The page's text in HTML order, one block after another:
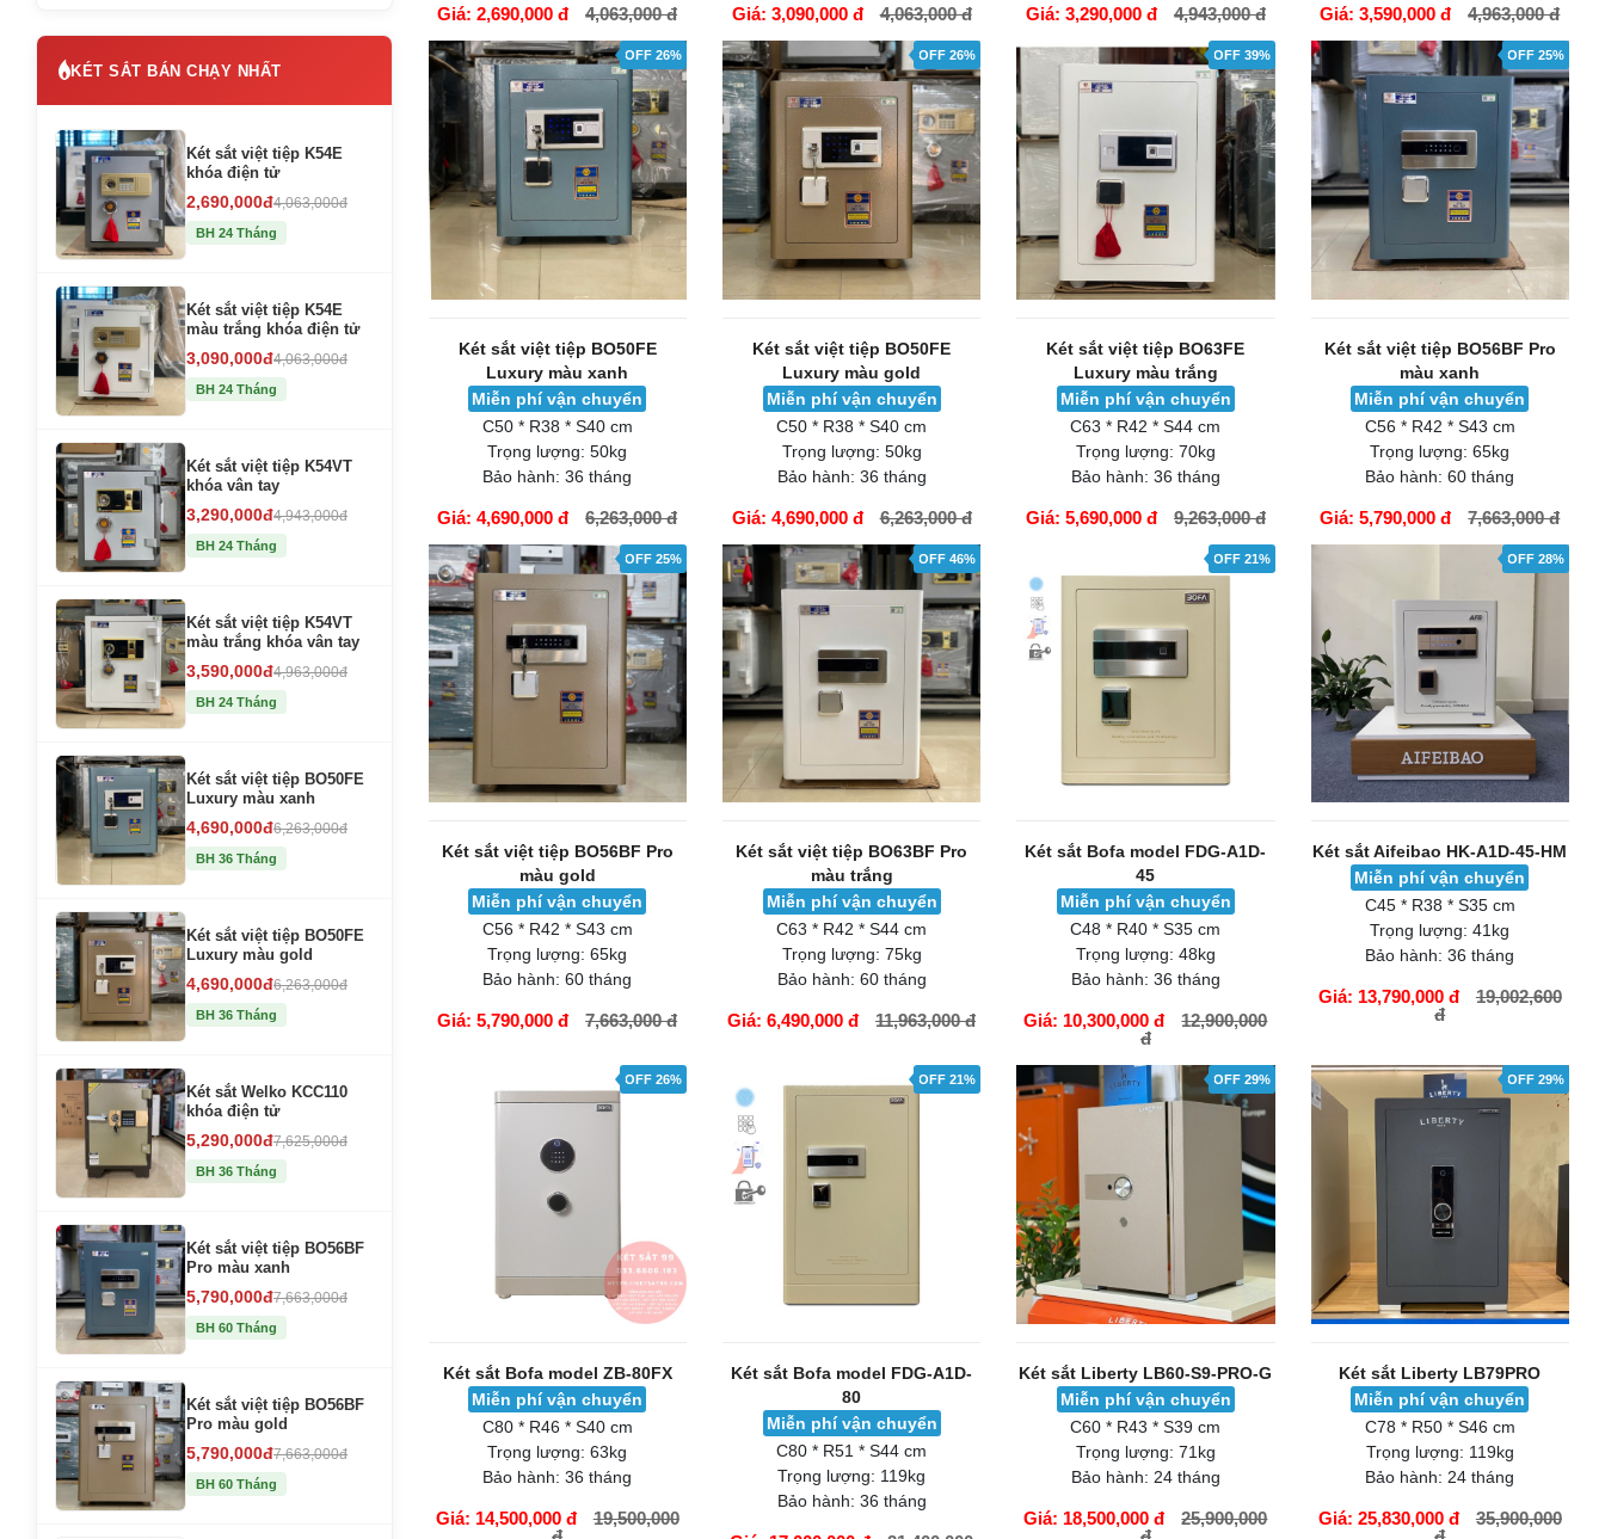
KÉT SẮT BÁN CHẠY NHẤT
Két sắt việt tiệp K54E
khóa điện tử
2,690,000đ4,063,000đ
BH 24 Tháng
Két sắt việt tiệp K54E
màu trắng khóa điện tử
3,090,000đ4,063,000đ
BH 24 Tháng
Két sắt việt tiệp K54VT
khóa vân tay
3,290,000đ4,943,000đ
BH 24 Tháng
Két sắt việt tiệp K54VT
màu trắng khóa vân tay
3,590,000đ4,963,000đ
BH 24 Tháng
Két sắt việt tiệp BO50FE
Luxury màu xanh
4,690,000đ6,263,000đ
BH 36 Tháng
Két sắt việt tiệp BO50FE
Luxury màu gold
4,690,000đ6,263,000đ
BH 36 Tháng
Két sắt Welko KCC110
khóa điện tử
5,290,000đ7,625,000đ
BH 36 Tháng
Két sắt việt tiệp BO56BF
Pro màu xanh
5,790,000đ7,663,000đ
BH 60 Tháng
Két sắt việt tiệp BO56BF
Pro màu gold
5,790,000đ7,663,000đ
BH 60 Tháng
Giá: 2,690,000 đ 4,063,000 đ
GIỎ HÀNG Giá: 3,090,000 đ 4,063,000 đ
GIỎ HÀNG Giá: 3,290,000 đ 4,943,000 đ
GIỎ HÀNG Giá: 3,590,000 đ 4,963,000 đ
GIỎ HÀNG
OFF 26%
Két sắt việt tiệp BO50FE
Luxury màu xanh
Miễn phí vận chuyển
C50 * R38 * S40 cm
Trọng lượng: 50kg
Bảo hành: 36 tháng
Giá: 4,690,000 đ 6,263,000 đ
GIỎ HÀNG
OFF 26%
Két sắt việt tiệp BO50FE
Luxury màu gold
Miễn phí vận chuyển
C50 * R38 * S40 cm
Trọng lượng: 50kg
Bảo hành: 36 tháng
Giá: 4,690,000 đ 6,263,000 đ
GIỎ HÀNG
OFF 39%
Két sắt việt tiệp BO63FE
Luxury màu trắng
Miễn phí vận chuyển
C63 * R42 * S44 cm
Trọng lượng: 70kg
Bảo hành: 36 tháng
Giá: 5,690,000 đ 9,263,000 đ
GIỎ HÀNG
OFF 25%
Két sắt việt tiệp BO56BF Pro
màu xanh
Miễn phí vận chuyển
C56 * R42 * S43 cm
Trọng lượng: 65kg
Bảo hành: 60 tháng
Giá: 5,790,000 đ 7,663,000 đ
GIỎ HÀNG
OFF 25%
Két sắt việt tiệp BO56BF Pro
màu gold
Miễn phí vận chuyển
C56 * R42 * S43 cm
Trọng lượng: 65kg
Bảo hành: 60 tháng
Giá: 5,790,000 đ 7,663,000 đ
OFF 46%
Két sắt việt tiệp BO63BF Pro
màu trắng
Miễn phí vận chuyển
C63 * R42 * S44 cm
Trọng lượng: 75kg
Bảo hành: 60 tháng
Giá: 6,490,000 đ 11,963,000 đ
OFF 21%
Két sắt Bofa model FDG-A1D-
45
Miễn phí vận chuyển
C48 * R40 * S35 cm
Trọng lượng: 48kg
Bảo hành: 36 tháng
Giá: 10,300,000 đ
12,900,000
đ
OFF 28%
Két sắt Aifeibao HK-A1D-45-HM
Miễn phí vận chuyển
C45 * R38 * S35 cm
Trọng lượng: 41kg
Bảo hành: 36 tháng
Giá: 13,790,000 đ
19,002,600
đ
OFF 26%
Két sắt Bofa model ZB-80FX
Miễn phí vận chuyển
C80 * R46 * S40 cm
Trọng lượng: 63kg
Bảo hành: 36 tháng
Giá: 14,500,000 đ
19,500,000
OFF 21%
Két sắt Bofa model FDG-A1D-
80
Miễn phí vận chuyển
C80 * R51 * S44 cm
Trọng lượng: 119kg
Bảo hành: 36 tháng
OFF 29%
Két sắt Liberty LB60-S9-PRO-G
Miễn phí vận chuyển
C60 * R43 * S39 cm
Trọng lượng: 71kg
Bảo hành: 24 tháng
Giá: 18,500,000 đ
25,900,000
OFF 29%
Két sắt Liberty LB79PRO
Miễn phí vận chuyển
C78 * R50 * S46 cm
Trọng lượng: 119kg
Bảo hành: 24 tháng
Giá: 25,830,000 đ
35,900,000